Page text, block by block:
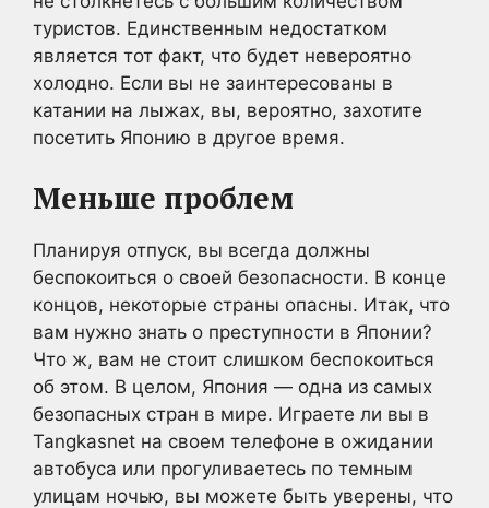
туристов. Единственным недостатком
является тот факт, что будет невероятно
холодно. Если вы не заинтересованы в
катании на лыжах, вы, вероятно, захотите
посетить Японию в другое время.
Меньше проблем
Планируя отпуск, вы всегда должны
беспокоиться о своей безопасности. В конце
концов, некоторые страны опасны. Итак, что
вам нужно знать о преступности в Японии?
Что ж, вам не стоит слишком беспокоиться
об этом. В целом, Япония — одна из самых
безопасных стран в мире. Играете ли вы в
Tangkasnet на своем телефоне в ожидании
автобуса или прогуливаетесь по темным
улицам ночью, вы можете быть уверены, что